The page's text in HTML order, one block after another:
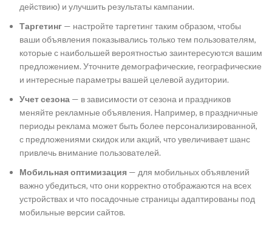
действию) и улучшить результаты кампании.
Таргетинг — настройте таргетинг таким образом, чтобы
ваши объявления показывались только тем пользователям,
которые с наибольшей вероятностью заинтересуются вашим
предложением. Уточните демографические, географические
и интересные параметры вашей целевой аудитории.
Учет сезона — в зависимости от сезона и праздников
меняйте рекламные объявления. Например, в праздничные
периоды реклама может быть более персонализированной,
с предложениями скидок или акций, что увеличивает шанс
привлечь внимание пользователей.
Мобильная оптимизация — для мобильных объявлений
важно убедиться, что они корректно отображаются на всех
устройствах и что посадочные страницы адаптированы под
мобильные версии сайтов.